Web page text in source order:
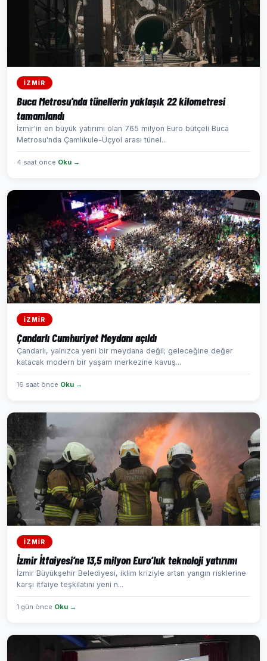
İZMİR
Buca Metrosu'nda tünellerin yaklaşık 22 kilometresi
tamamlandı
İzmir'in en büyük yatırımı olan 765 milyon Euro bütçeli Buca
Metrosu'nda Çamlıkule-Üçyol arası tünel...
4 saat önce Oku →
İZMİR
Çandarlı Cumhuriyet Meydanı açıldı
Çandarlı, yalnızca yeni bir meydana değil; geleceğine değer
katacak modern bir yaşam merkezine kavuş...
16 saat önce Oku →
İZMİR
İzmir İtfaiyesi’ne 13,5 milyon Euro’luk teknoloji yatırımı
İzmir Büyükşehir Belediyesi, iklim kriziyle artan yangın risklerine
karşı itfaiye teşkilatını yeni n...
1 gün önce Oku →